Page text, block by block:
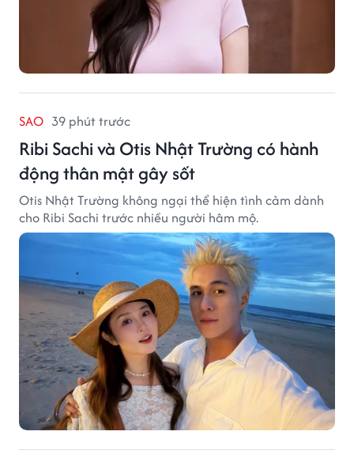
SAO 39 phút trước
Ribi Sachi và Otis Nhật Trường có hành
động thân mật gây sốt
Otis Nhật Trường không ngại thể hiện tình cảm dành
cho Ribi Sachi trước nhiều người hâm mộ.